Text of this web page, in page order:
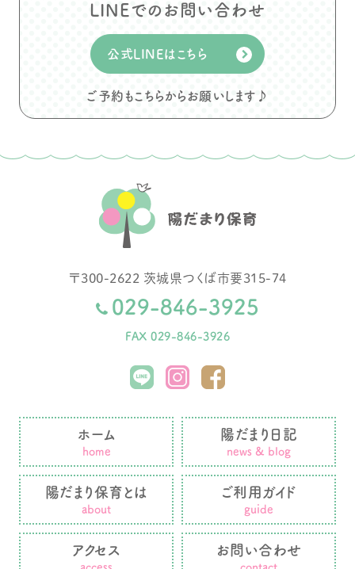
LINEでのお問い合わせ
公式LINEはこちら
ご予約もこちらからお願いします♪
〒300-2622 茨城県つくば市要315-74
029-846-3925
FAX 029-846-3926
ホーム
home
陽だまり日記
news & blog
陽だまり保育とは
about
ご利用ガイド
guide
アクセス
access
お問い合わせ
contact